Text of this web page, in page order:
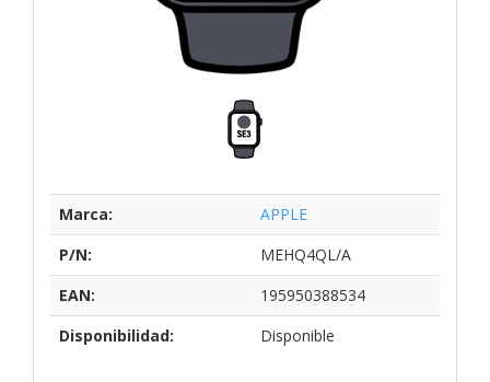
Marca:
APPLE
P/N:
MEHQ4QL/A
EAN:
195950388534
Disponibilidad:
Disponible